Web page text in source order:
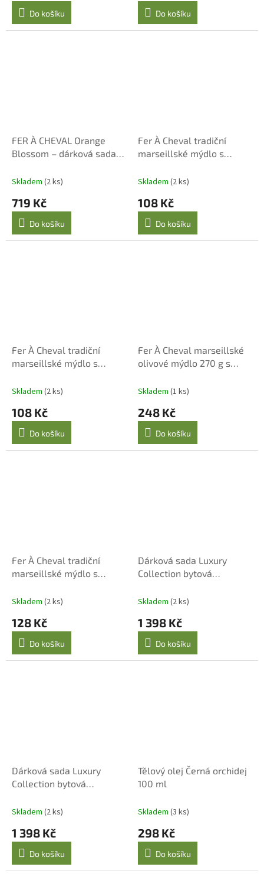
Do košíku Do košíku
FER À CHEVAL Orange
Blossom – dárková sada
krabičkou
Skladem (2 ks)
719 Kč
Do košíku
Fer À Cheval tradiční
marseillské mýdlo s
kostka
Skladem (2 ks)
108 Kč
Do košíku
Fer À Cheval tradiční
marseillské mýdlo s
Skladem (2 ks)
108 Kč
Do košíku
Fer À Cheval marseillské
olivové mýdlo 270 g s
Skladem (1 ks)
248 Kč
Do košíku
Fer À Cheval tradiční
marseillské mýdlo s
provázkem 125 g
Skladem (2 ks)
128 Kč
Do košíku
Dárková sada Luxury
Collection bytová
Skladem (2 ks)
1 398 Kč
Do košíku
Dárková sada Luxury
Collection bytová
dřevo
Skladem (2 ks)
1 398 Kč
Do košíku
Tělový olej Černá orchidej
100 ml
Skladem (3 ks)
298 Kč
Do košíku